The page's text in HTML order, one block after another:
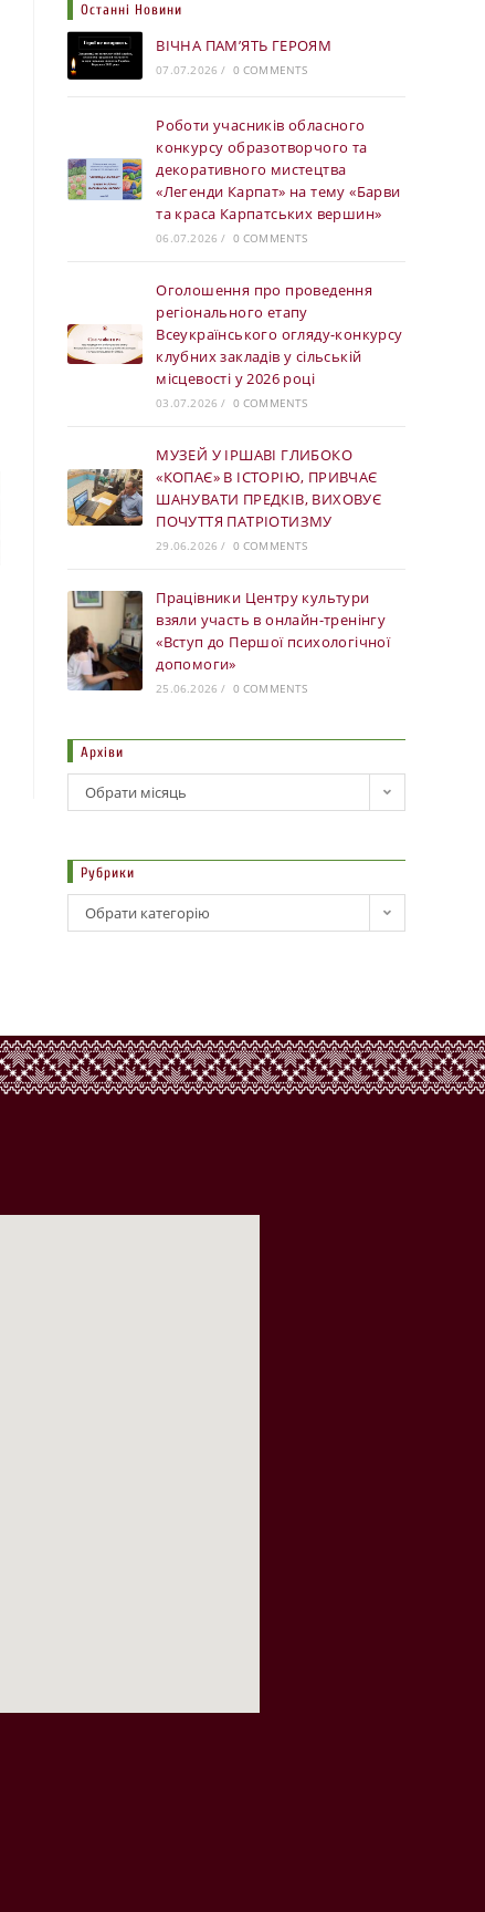
Останні Новини
ВІЧНА ПАМ’ЯТЬ ГЕРОЯМ
07.07.2026 / 0 COMMENTS
Роботи учасників обласного
конкурсу образотворчого та
декоративного мистецтва
«Легенди Карпат» на тему «Барви
та краса Карпатських вершин»
06.07.2026 / 0 COMMENTS
Оголошення про проведення
регіонального етапу
Всеукраїнського огляду-конкурсу
клубних закладів у сільській
місцевості у 2026 році
03.07.2026 / 0 COMMENTS
МУЗЕЙ У ІРШАВІ ГЛИБОКО
«КОПАЄ» В ІСТОРІЮ, ПРИВЧАЄ
ШАНУВАТИ ПРЕДКІВ, ВИХОВУЄ
ПОЧУТТЯ ПАТРІОТИЗМУ
29.06.2026 / 0 COMMENTS
Працівники Центру культури
взяли участь в онлайн-тренінгу
«Вступ до Першої психологічної
допомоги»
25.06.2026 / 0 COMMENTS
Архіви
Обрати місяць
Рубрики
Обрати категорію